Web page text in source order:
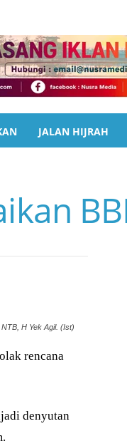
JALAN HIJRAH
H Yek Agil. (Ist)
rencana
denyutan